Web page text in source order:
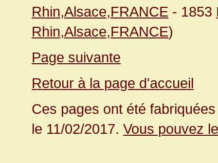
Rhin,Alsace,FRANCE - 1853
Rhin,Alsace,FRANCE)
Page suivante
Retour à la page d'accueil
Ces pages ont été
le 11/02/2017. Vous pouvez